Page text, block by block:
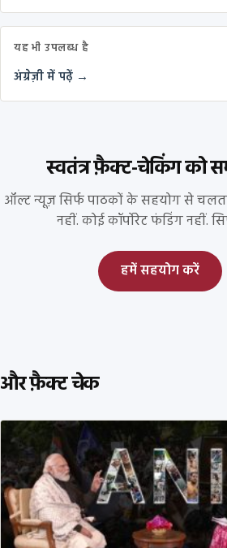
यह भी उपलब्ध है
अंग्रेज़ी में पढ़ें →
स्वतंत्र फ़ैक्ट-चेकिंग को
ऑल्ट न्यूज़ सिर्फ पाठकों के सहयोग से चलता
नहीं. कोई कॉर्पोरेट फंडिंग नहीं.
हमें सहयोग करें
और फ़ैक्ट चेक